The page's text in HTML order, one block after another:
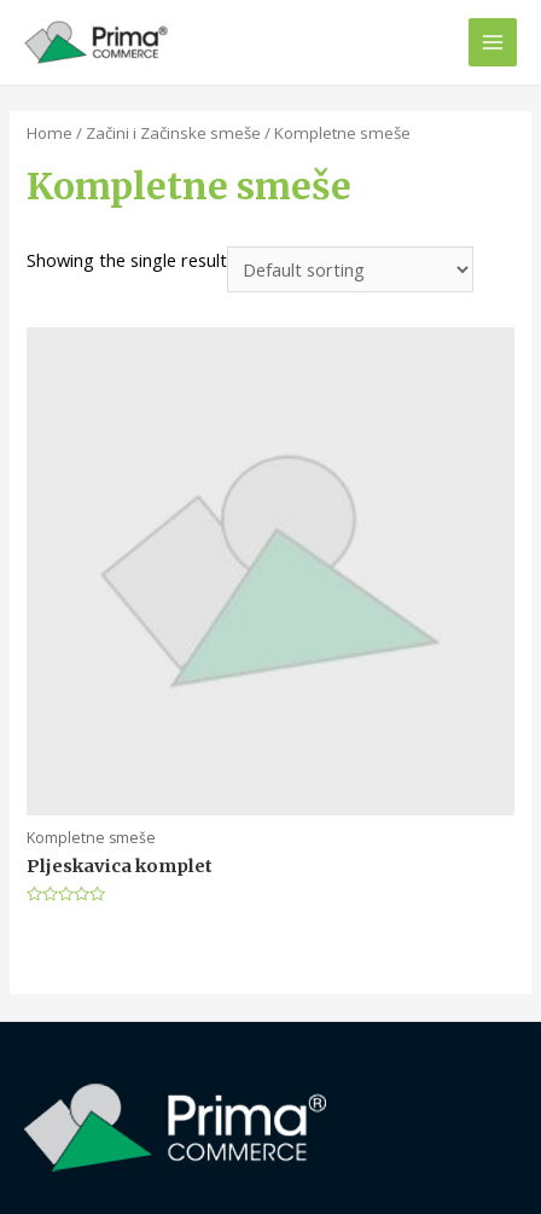
Home / Začini i Začinske smeše / Kompletne smeše
Kompletne smeše
Showing the single result
Kompletne smeše
Pljeskavica komplet